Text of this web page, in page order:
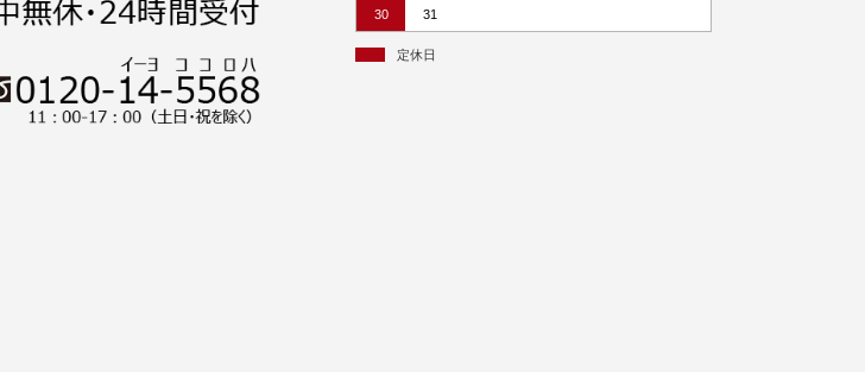
30 31
定休日